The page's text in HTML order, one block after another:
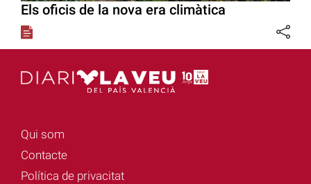
Els oficis de la nova era climàtica
Qui som
Contacte
Política de privacitat